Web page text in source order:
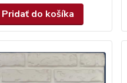
Pridať do košíka